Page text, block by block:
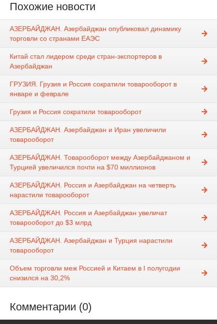
Похожие новости
АЗЕРБАЙДЖАН. Азербайджан опубликовал динамику
торговли со странами ЕАЭС
Китай стал лидером среди стран-экспортеров в
Азербайджан
ГРУЗИЯ. Грузия и Россия сократили товарооборот в
январе и феврале
Грузия и Россия сократили товарооборот
АЗЕРБАЙДЖАН. Азербайджан и Иран увеличили
товарооборот
АЗЕРБАЙДЖАН. Товарооборот между Азербайджаном и
Турцией увеличился почти на $70 миллионов
АЗЕРБАЙДЖАН. Россия и Азербайджан на четверть
нарастили товарооборот
АЗЕРБАЙДЖАН. Россия и Азербайджан увеличат
товарооборот до $3 млрд
АЗЕРБАЙДЖАН. Азербайджан и Турция нарастили
товарооборот
Объем торговли меж Россией и Китаем в I полугодии
снизился на 30,2%
Комментарии (0)